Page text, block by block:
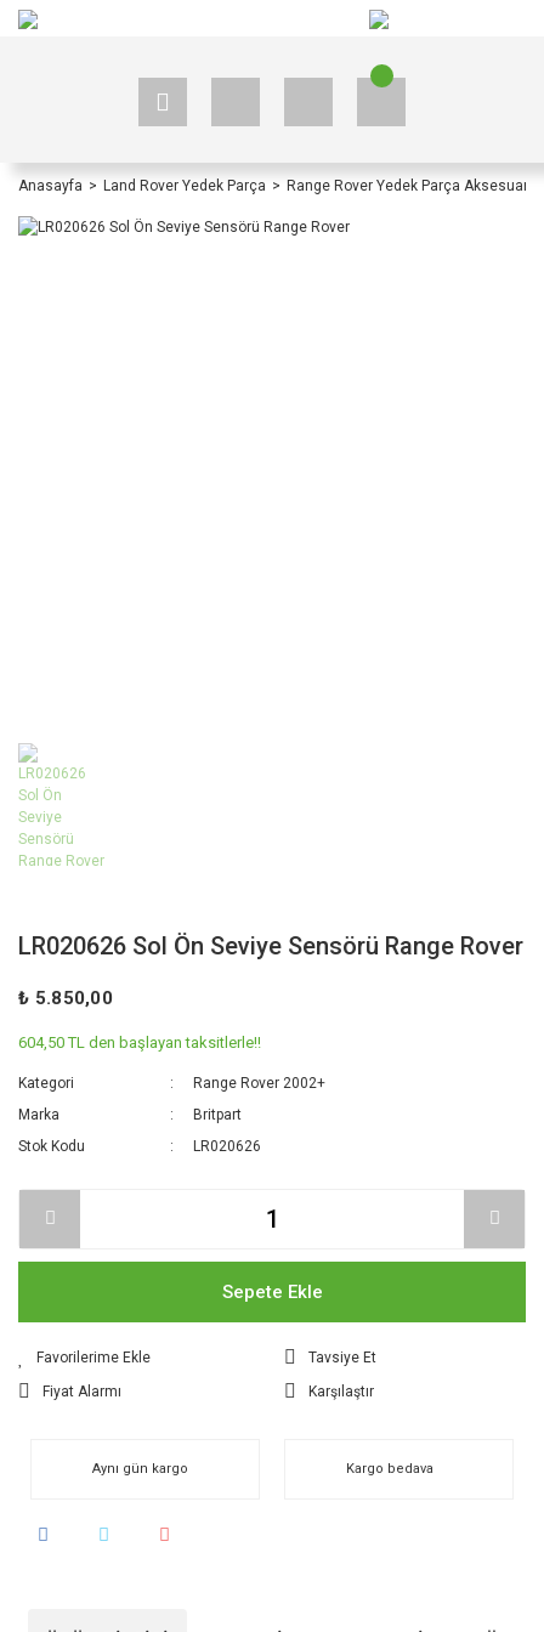
Anasayfa Land Rover Yedek Parça Range Rover Yedek Parça Aksesuar
LR020626 Sol Ön Seviye Sensörü Range Rover
₺ 5.850,00
604,50 TL den başlayan taksitlerle!!
Kategori
Range Rover 2002+
Marka
Britpart
Stok Kodu
LR020626
Sepete Ekle
Tavsiye Et
Fiyat Alarmı
Karşılaştır
Aynı gün kargo Kargo bedava